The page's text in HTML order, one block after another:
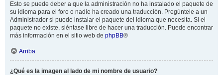
Esto se puede deber a que la administración no ha instalado el paquete de
su idioma para el foro o nadie ha creado una traducción. Pregúntele a un
Administrador si puede instalar el paquete del idioma que necesita. Si el
paquete no existe, siéntase libre de hacer una traducción. Puede encontrar
más información en el sitio web de phpBB®
Arriba
¿Qué es la imagen al lado de mi nombre de usuario?